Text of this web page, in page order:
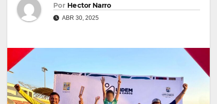
Por Hector Narro
ABR 30, 2025